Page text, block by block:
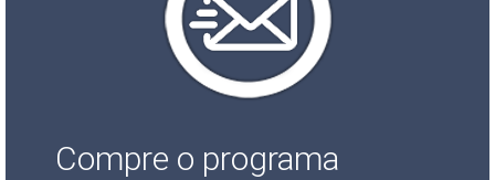
Compre o programa